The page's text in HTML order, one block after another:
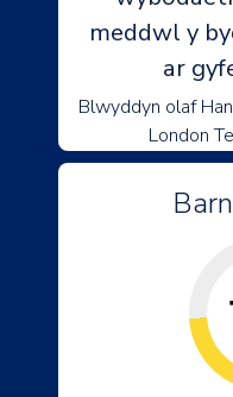
meddwl y
ar
Blwyddyn olaf
London